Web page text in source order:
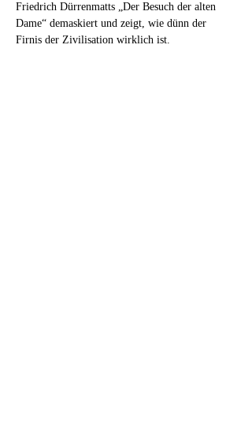
Friedrich Dürrenmatts „Der Besuch der alten
Dame“ demaskiert und zeigt, wie dünn der
Firnis der Zivilisation wirklich ist.